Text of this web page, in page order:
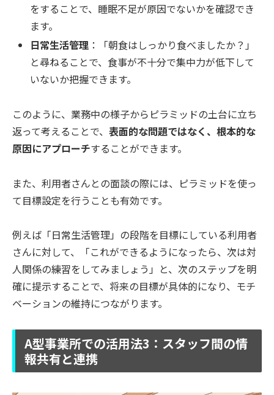
をすることで、睡眠不足が原因でないかを確認でき
ます。
日常生活管理 ：「朝食はしっかり食べましたか？」
と尋ねることで、食事が不十分で集中力が低下して
いないか把握できます。
このように、業務中の様子からピラミッドの土台に立ち
返って考えることで、 表面的な問題ではなく、根本的な
原因にアプローチすることができます。
また、利用者さんとの面談の際には、ピラミッドを使っ
て目標設定を行うことも有効です。
例えば「日常生活管理」の段階を目標にしている利用者
さんに対して、「これができるようになったら、次は対
人関係の練習をしてみましょう」と、次のステップを明
確に提示することで、将来の目標が具体的になり、モチ
ベーションの維持につながります。
A型事業所での活用法3：スタッフ間の情
報共有と連携